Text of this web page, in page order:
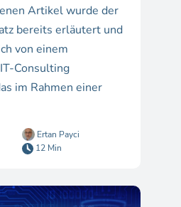
Artikel wurde der
bereits erläutert und
von einem
Consulting
im Rahmen einer
Ertan Payci
12 Min